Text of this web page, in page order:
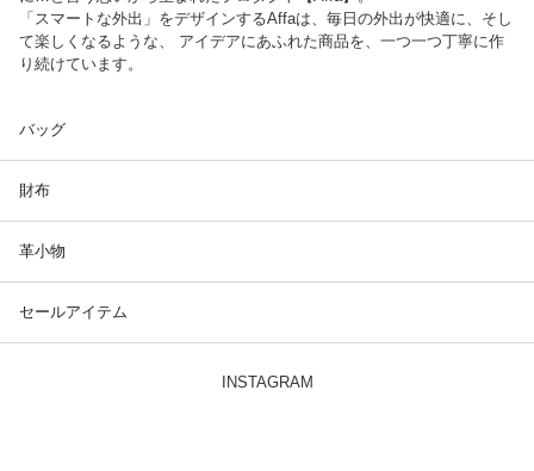
「スマートな外出」をデザインするAffaは、毎日の外出が快適に、そし
て楽しくなるような、 アイデアにあふれた商品を、一つ一つ丁寧に作
り続けています。
バッグ
財布
革小物
セールアイテム
INSTAGRAM